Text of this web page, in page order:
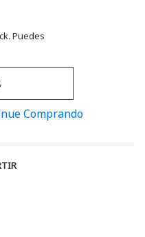
Puedes
Comprando